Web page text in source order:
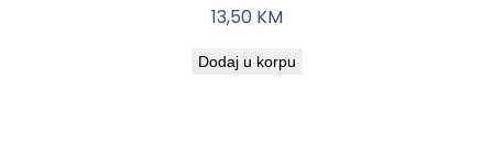
13,50 KM
Dodaj u korpu